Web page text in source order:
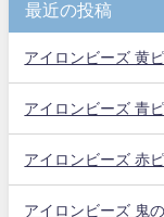
最近の投稿
アイロンビーズ 黄
アイロンビーズ 青
アイロンビーズ 赤
アイロンビーズ 鬼